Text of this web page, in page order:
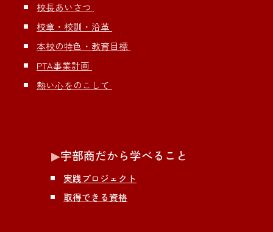
校長あいさつ
校章・校訓・沿革
本校の特色・教育目標
PTA事業計画
熱い心をのこして
▶︎宇部商だから学べること
実践プロジェクト
取得できる資格